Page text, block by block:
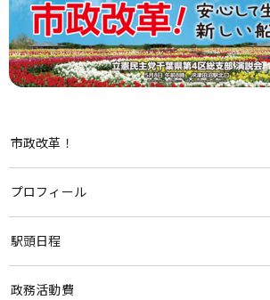
市政改革！
プロフィール
駅頭日程
政務活動費